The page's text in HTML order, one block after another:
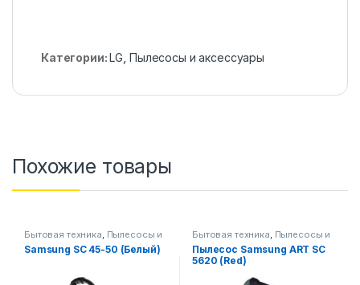
Категории:LG Пылесосы и аксессуары
Похожие товары
Бытовая техника, Пылесосы и
аксессуары
Samsung SC 45-50 (Белый)
Бытовая техника, Пылесосы и
аксессуары
Пылесос Samsung ART SC
5620 (Red)